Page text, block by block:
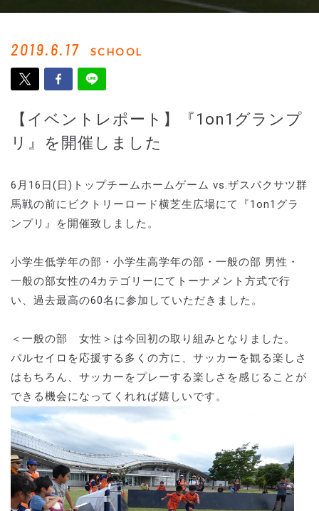
2019.6.17 SCHOOL
【イベントレポート】『1on1グランプ
リ』を開催しました
6月16日(日)トップチームホームゲーム vs.ザスパクサツ群
馬戦の前にビクトリーロード横芝生広場にて『1on1グラ
ンプリ』を開催致しました。
小学生低学年の部・小学生高学年の部・一般の部 男性・
一般の部女性の4カテゴリーにてトーナメント方式で行
い、過去最高の60名に参加していただきました。
＜一般の部 女性＞は今回初の取り組みとなりました。
パルセイロを応援する多くの方に、サッカーを観る楽しさ
はもちろん、サッカーをプレーする楽しさを感じることが
できる機会になってくれれば嬉しいです。